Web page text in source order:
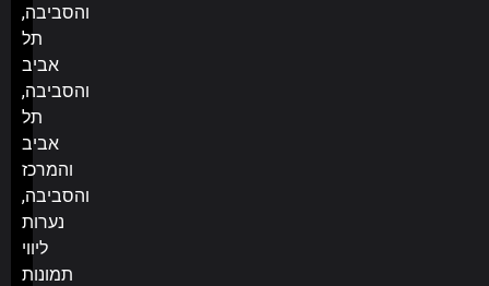
והסביבה,
תל
אביב
והסביבה,
תל
אביב
והמרכז
והסביבה,
נערות
ליווי
תמונות